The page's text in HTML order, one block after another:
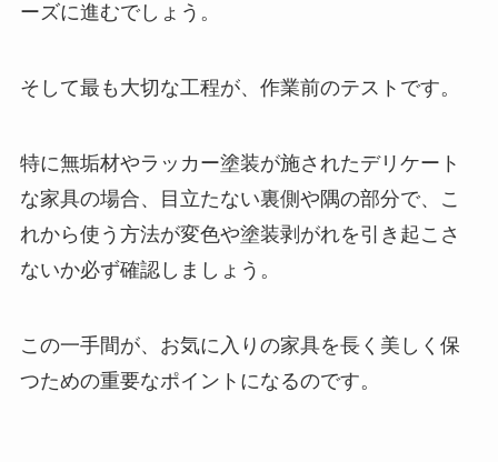
ーズに進むでしょう。
そして最も大切な工程が、作業前のテストです。
特に無垢材やラッカー塗装が施されたデリケート
な家具の場合、目立たない裏側や隅の部分で、こ
れから使う方法が変色や塗装剥がれを引き起こさ
ないか必ず確認しましょう。
この一手間が、お気に入りの家具を長く美しく保
つための重要なポイントになるのです。